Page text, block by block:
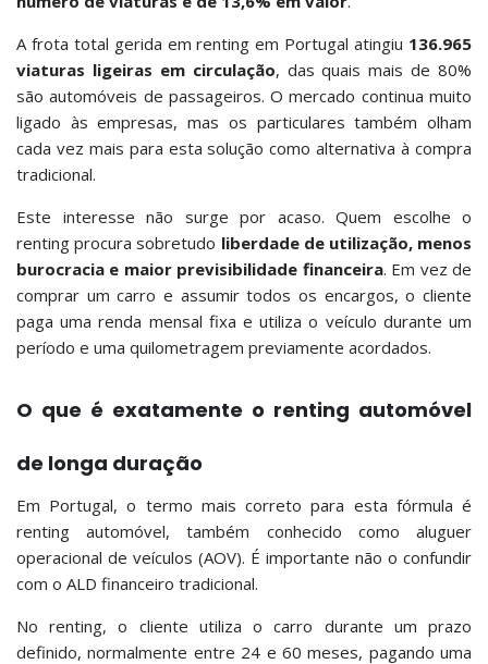
A frota total gerida em renting em Portugal atingiu 136.965
viaturas ligeiras em circulação, das quais mais de 80%
são automóveis de passageiros. O mercado continua muito
ligado às empresas, mas os particulares também olham
cada vez mais para esta solução como alternativa à compra
tradicional.
Este interesse não surge por acaso. Quem escolhe o
renting procura sobretudo liberdade de utilização, menos
burocracia e maior previsibilidade financeira. Em vez de
comprar um carro e assumir todos os encargos, o cliente
paga uma renda mensal fixa e utiliza o veículo durante um
período e uma quilometragem previamente acordados.
O que é exatamente o renting automóvel
de longa duração
Em Portugal, o termo mais correto para esta fórmula é
renting automóvel, também conhecido como aluguer
operacional de veículos (AOV). É importante não o confundir
com o ALD financeiro tradicional.
No renting, o cliente utiliza o carro durante um prazo
definido, normalmente entre 24 e 60 meses, pagando uma